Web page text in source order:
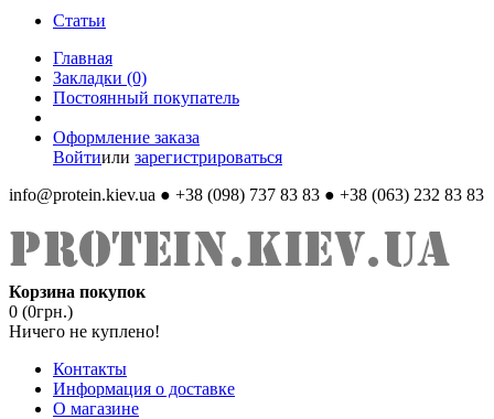
Статьи
Главная
Закладки (0)
Постоянный покупатель
Оформление заказа
Войтиили зарегистрироваться
info@protein.kiev.ua ● +38 (098) 737 83 83 ● +38 (063) 232 83 83
Корзина покупок
0 (0грн.)
Ничего не куплено!
Контакты
Информация о доставке
О магазине